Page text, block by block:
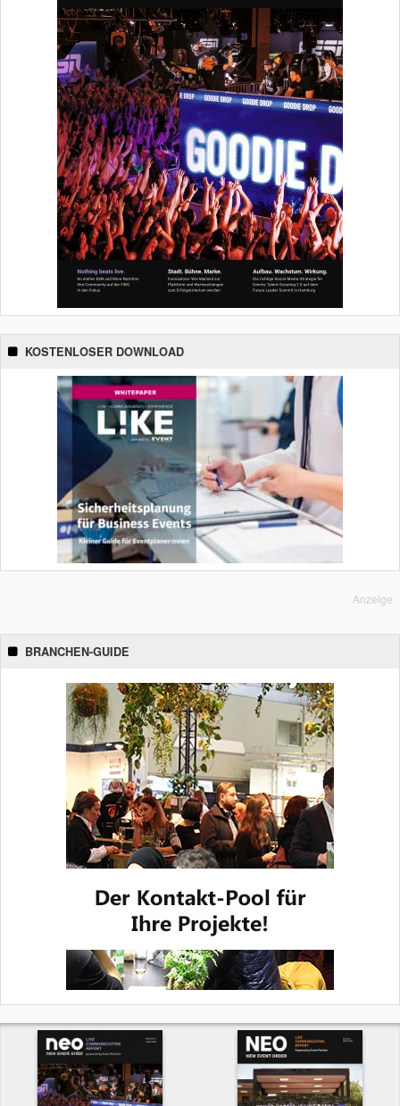
KOSTENLOSER DOWNLOAD
Anzeige
BRANCHEN-GUIDE